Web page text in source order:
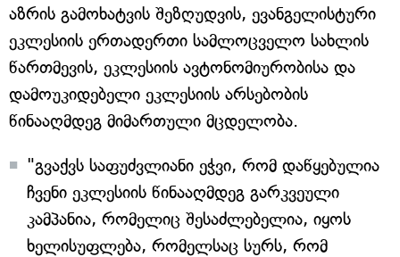
აზრის გამოხატვის შეზღუდვის, ევანგელისტური
ეკლესიის ერთადერთი სამლოცველო სახლის
წართმევის, ეკლესიის ავტონომიურობისა და
დამოუკიდებელი ეკლესიის არსებობის
წინააღმდეგ მიმართული მცდელობა.
"გვაქვს საფუძვლიანი ეჭვი, რომ დაწყებულია
ჩვენი ეკლესიის წინააღმდეგ გარკვეული
კამპანია, რომელიც შესაძლებელია, იყოს
ხელისუფლება, რომელსაც სურს, რომ